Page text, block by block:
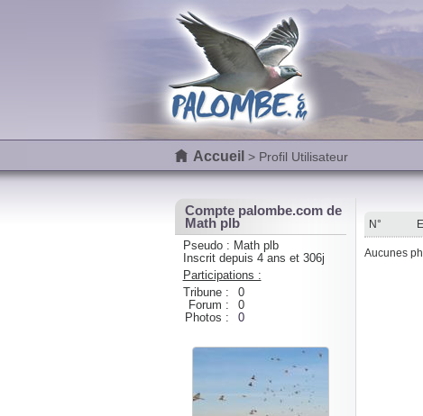
Accueil > Profil Utilisateur
Compte palombe.com de
Math plb
Pseudo : Math plb
Inscrit depuis 4 ans et 306j
Participations :
Tribune :
0
Forum :
0
Photos :
0
N°
Aucunes